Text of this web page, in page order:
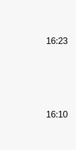
16:23
16:10